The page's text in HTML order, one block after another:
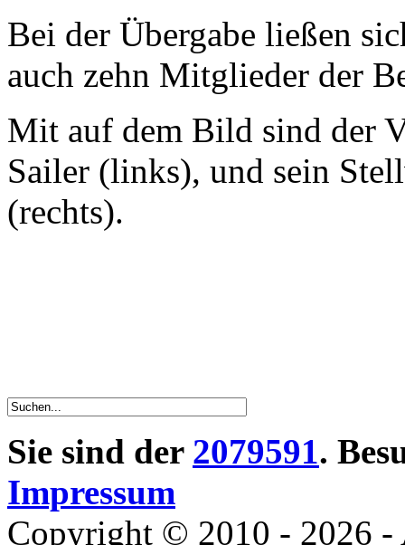
Bei der Übergabe ließen
auch zehn Mitglieder der
Mit auf dem Bild sind der
Sailer (links), und sein
(rechts).
Sie sind der 2079591.
Impressum
Copyright © 2010 - 2026 -